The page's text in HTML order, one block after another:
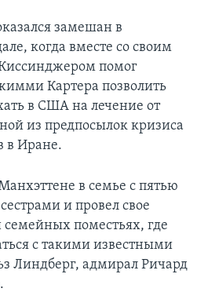
замешан в
когда вместе со своим
помог
Картера позволить
в США на лечение от
из предпосылок кризиса
в Иране.
в семье с пятью
и провел свое
поместьях, где
с такими известными
Линдберг, адмирал Ричард